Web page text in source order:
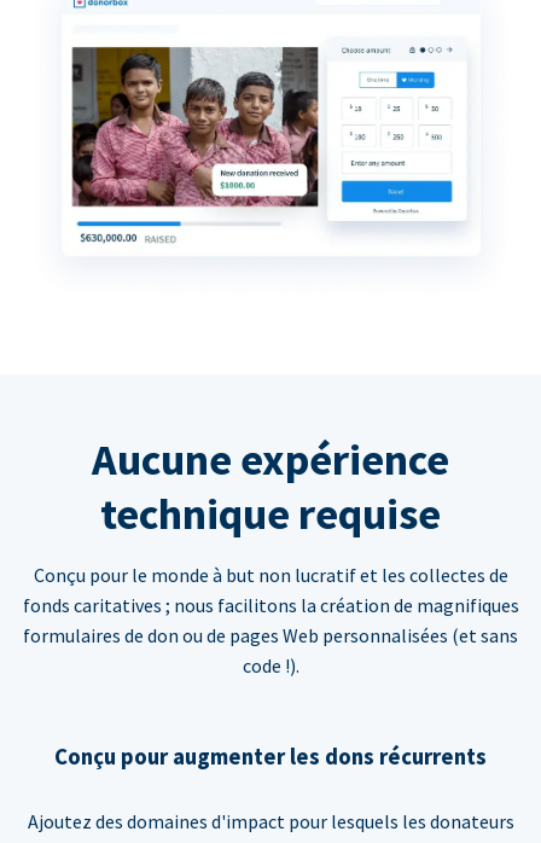
Aucune expérience
technique requise
Conçu pour le monde à but non lucratif et les collectes de
fonds caritatives ; nous facilitons la création de magnifiques
formulaires de don ou de pages Web personnalisées (et sans
code !).
Conçu pour augmenter les dons récurrents
Ajoutez des domaines d'impact pour lesquels les donateurs